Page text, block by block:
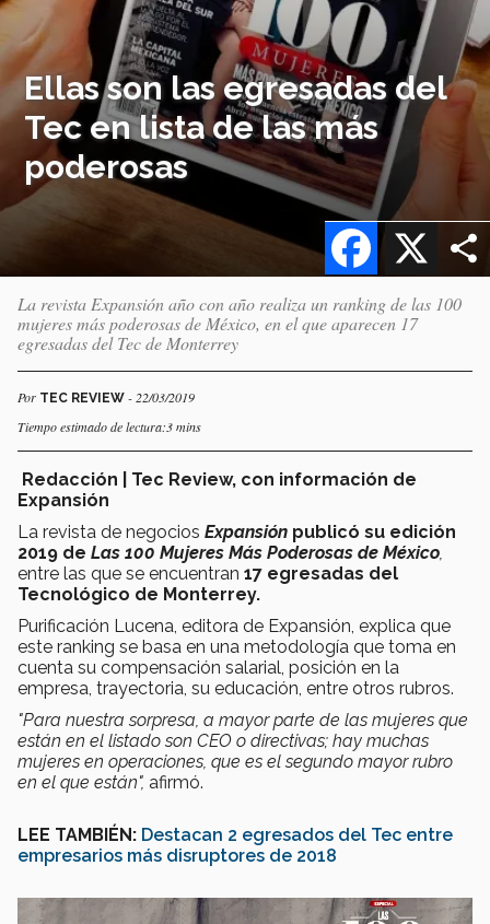
Ellas son las egresadas del
Tec en lista de las más
poderosas
X
Facebook
La revista Expansión año con año realiza un ranking de las 100
mujeres más poderosas de México, en el que aparecen 17
egresadas del Tec de Monterrey
Por TEC REVIEW - 22/03/2019
Tiempo estimado de lectura:3 mins
Redacción | Tec Review, con información de
Expansión
La revista de negocios Expansión publicó su edición
2019 de Las 100 Mujeres Más Poderosas de México
entre las que se encuentran 17 egresadas del
Tecnológico de Monterrey.
Purificación Lucena, editora de Expansión, explica que
este ranking se basa en una metodología que toma en
cuenta su compensación salarial, posición en la
empresa, trayectoria, su educación, entre otros rubros.
"Para nuestra sorpresa, a mayor parte de las mujeres que
están en el listado son CEO o directivas; hay muchas
mujeres en operaciones, que es el segundo mayor rubro
en el que están", afirmó.
LEE TAMBIÉN: Destacan 2 egresados del Tec entre
empresarios más disruptores de 2018